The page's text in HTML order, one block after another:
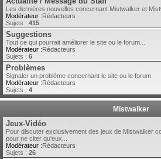
Les dernières nouvelles concernant Mistwalker et
Modérateur :Rédacteurs
Sujets : 415
Suggestions
Tout ce qui pourrait améliorer le site ou le forum...
Modérateur :Rédacteurs
Sujets : 6
Problèmes
Signaler un problème concernant le site ou le forum.
Modérateur :Rédacteurs
Sujets : 4
Mistwalker
Jeux-Vidéo
Pour discuter exclusivement des jeux de Mistwalker
pour ne citer qu'eux...
Modérateur :Rédacteurs
Sujets : 26